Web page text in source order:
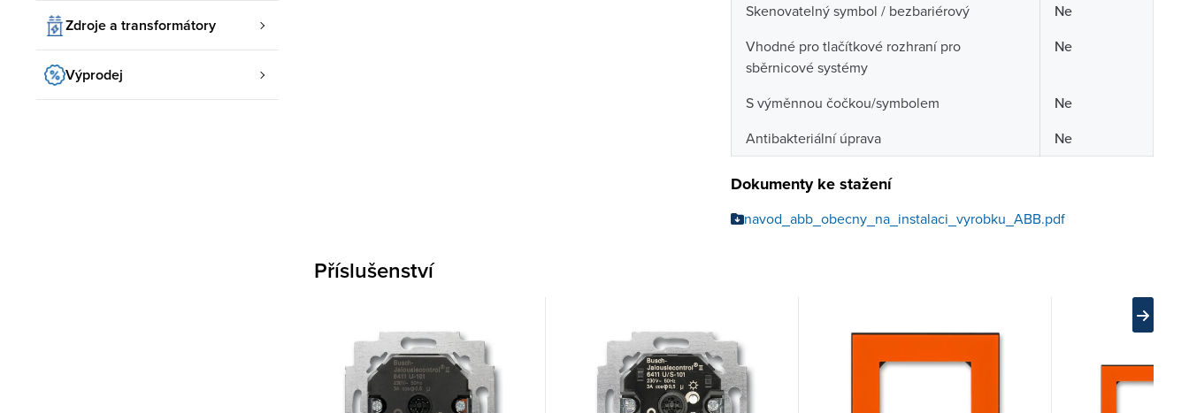
Zdroje a transformátory
Výprodej
Skenovatelný symbol / bezbariérový
Ne
Vhodné pro tlačítkové rozhraní pro
sběrnicové systémy
Ne
S výměnnou čočkou/symbolem
Ne
Antibakteriální úprava
Ne
Dokumenty ke stažení
navod_abb_obecny_na_instalaci_vyrobku_ABB.pdf
Příslušenství